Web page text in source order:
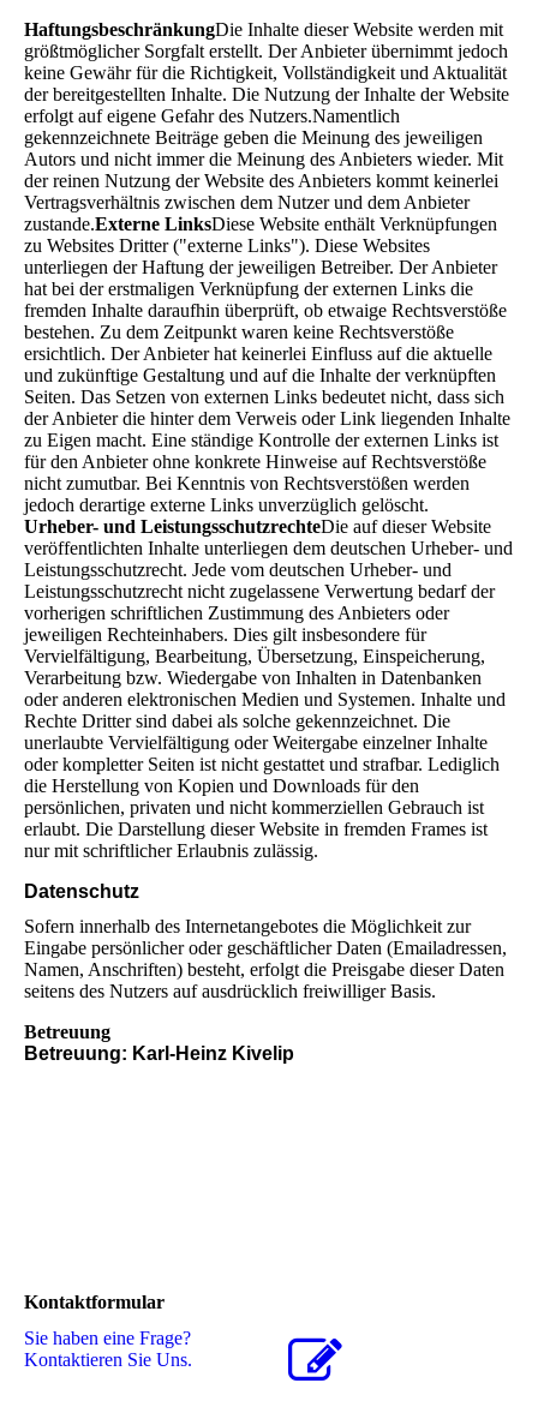
HaftungsbeschränkungDie Inhalte dieser Website werden mit
größtmöglicher Sorgfalt erstellt. Der Anbieter übernimmt jedoch
keine Gewähr für die Richtigkeit, Vollständigkeit und Aktualität
der bereitgestellten Inhalte. Die Nutzung der Inhalte der Website
erfolgt auf eigene Gefahr des Nutzers.Namentlich
gekennzeichnete Beiträge geben die Meinung des jeweiligen
Autors und nicht immer die Meinung des Anbieters wieder. Mit
der reinen Nutzung der Website des Anbieters kommt keinerlei
Vertragsverhältnis zwischen dem Nutzer und dem Anbieter
zustande.Externe LinksDiese Website enthält Verknüpfungen
zu Websites Dritter ("externe Links"). Diese Websites
unterliegen der Haftung der jeweiligen Betreiber. Der Anbieter
hat bei der erstmaligen Verknüpfung der externen Links die
fremden Inhalte daraufhin überprüft, ob etwaige Rechtsverstöße
bestehen. Zu dem Zeitpunkt waren keine Rechtsverstöße
ersichtlich. Der Anbieter hat keinerlei Einfluss auf die aktuelle
und zukünftige Gestaltung und auf die Inhalte der verknüpften
Seiten. Das Setzen von externen Links bedeutet nicht, dass sich
der Anbieter die hinter dem Verweis oder Link liegenden Inhalte
zu Eigen macht. Eine ständige Kontrolle der externen Links ist
für den Anbieter ohne konkrete Hinweise auf Rechtsverstöße
nicht zumutbar. Bei Kenntnis von Rechtsverstößen werden
jedoch derartige externe Links unverzüglich gelöscht.
Urheber- und LeistungsschutzrechteDie auf dieser Website
veröffentlichten Inhalte unterliegen dem deutschen Urheber- und
Leistungsschutzrecht. Jede vom deutschen Urheber- und
Leistungsschutzrecht nicht zugelassene Verwertung bedarf der
vorherigen schriftlichen Zustimmung des Anbieters oder
jeweiligen Rechteinhabers. Dies gilt insbesondere für
Vervielfältigung, Bearbeitung, Übersetzung, Einspeicherung,
Verarbeitung bzw. Wiedergabe von Inhalten in Datenbanken
oder anderen elektronischen Medien und Systemen. Inhalte und
Rechte Dritter sind dabei als solche gekennzeichnet. Die
unerlaubte Vervielfältigung oder Weitergabe einzelner Inhalte
oder kompletter Seiten ist nicht gestattet und strafbar. Lediglich
die Herstellung von Kopien und Downloads für den
persönlichen, privaten und nicht kommerziellen Gebrauch ist
erlaubt. Die Darstellung dieser Website in fremden Frames ist
nur mit schriftlicher Erlaubnis zulässig.
Datenschutz
Sofern innerhalb des Internetangebotes die Möglichkeit zur
Eingabe persönlicher oder geschäftlicher Daten (Emailadressen,
Namen, Anschriften) besteht, erfolgt die Preisgabe dieser Daten
seitens des Nutzers auf ausdrücklich freiwilliger Basis.
Betreuung
Betreuung: Karl-Heinz Kivelip
Kontaktformular
Sie haben eine Frage?
Kontaktieren Sie Uns.